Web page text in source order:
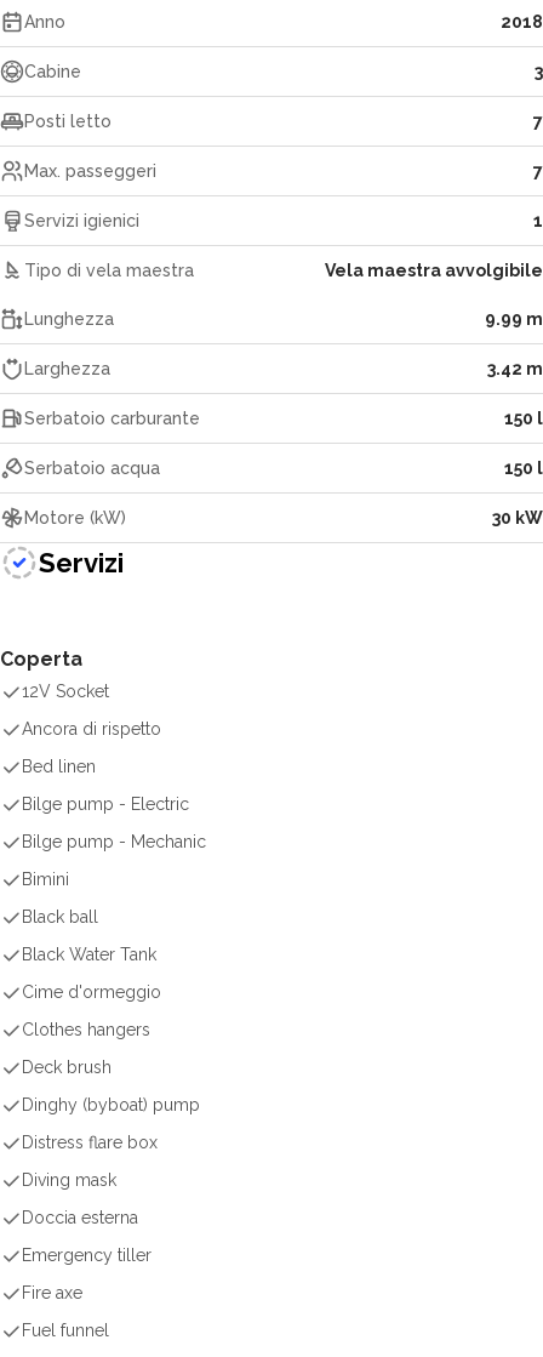
Anno 2018
Cabine 3
Posti letto 7
Max. passeggeri 7
Servizi igienici 1
Tipo di vela maestra Vela maestra avvolgibile
Lunghezza 9.99 m
Larghezza 3.42 m
Serbatoio carburante 150 l
Serbatoio acqua 150 l
Motore (kW) 30 kW
Servizi
Coperta
12V Socket
Ancora di rispetto
Bed linen
Bilge pump - Electric
Bilge pump - Mechanic
Bimini
Black ball
Black Water Tank
Cime d'ormeggio
Clothes hangers
Deck brush
Dinghy (byboat) pump
Distress flare box
Diving mask
Doccia esterna
Emergency tiller
Fire axe
Fuel funnel